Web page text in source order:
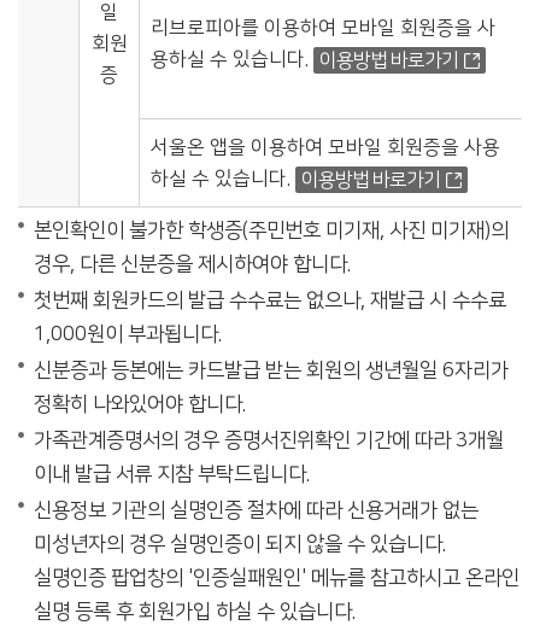
일
회원
증
리브로피아를 이용하여 모바일 회원증을 사
용하실 수 있습니다.
이용방법 바로가기
서울온 앱을 이용하여 모바일 회원증을 사용
하실 수 있습니다.
이용방법 바로가기
본인확인이 불가한 학생증(주민번호 미기재, 사진 미기재)의
경우, 다른 신분증을 제시하여야 합니다.
첫번째 회원카드의 발급 수수료는 없으나, 재발급 시 수수료
1,000원이 부과됩니다.
신분증과 등본에는 카드발급 받는 회원의 생년월일 6자리가
정확히 나와있어야 합니다.
가족관계증명서의 경우 증명서진위확인 기간에 따라 3개월
이내 발급 서류 지참 부탁드립니다.
신용정보 기관의 실명인증 절차에 따라 신용거래가 없는
미성년자의 경우 실명인증이 되지 않을 수 있습니다.
실명인증 팝업창의 '인증실패원인' 메뉴를 참고하시고 온라인
실명 등록 후 회원가입 하실 수 있습니다.